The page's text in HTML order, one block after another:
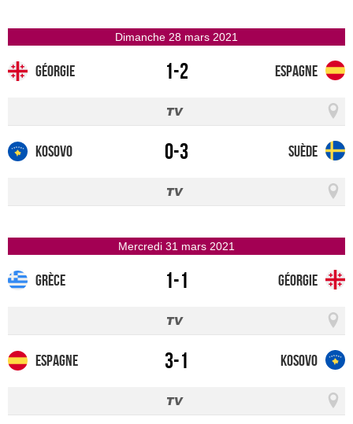
dimanche 28 mars 2021
Géorgie 1-2 Espagne
Kosovo 0-3 Suède
mercredi 31 mars 2021
Grèce 1-1 Géorgie
Espagne 3-1 Kosovo